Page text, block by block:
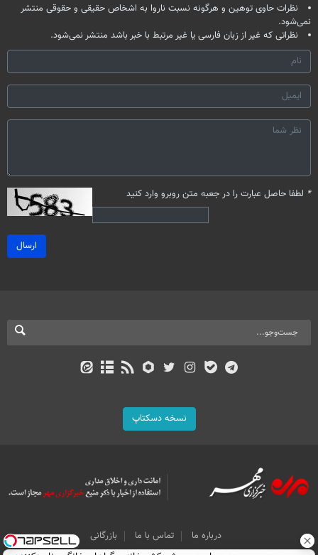
نظرات حاوی توهین و هرگونه نسبت ناروا به اشخاص حقیقی و حقوقی منتشر
نمی‌شود.
نظراتی که غیر از زبان فارسی یا غیر مرتبط با خبر باشد منتشر نمی‌شود.
* لطفا حاصل عبارت را در جعبه متن روبرو وارد کنید
ارسال
نسخه دسکتاپ
درباره ما تماس با ما
بازرگانی